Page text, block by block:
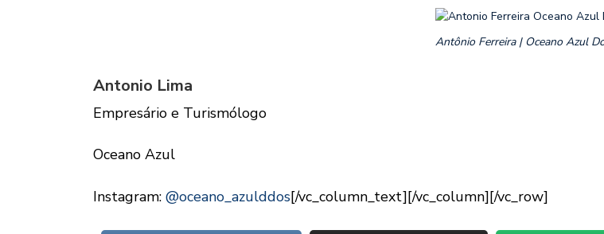
Antônio Ferreira | Oceano Azul
Antonio Lima
Empresário e Turismólogo
Oceano Azul
Instagram: @oceano_azulddos[/vc_column_text][/vc_column][/vc_row]